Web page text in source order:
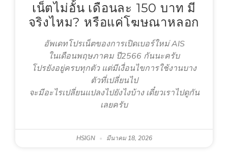
เน็ตไม่อั้น เดือนละ 150 บาท มี
จริงไหม? หรือแค่โฆษณาหลอก
อัพเดทโปรเน็ตของการเปิดเบอร์ใหม่ AIS
ในเดือนพฤษภาคม ปี2566 กันนะครับ
โปรยังอยู่ครบทุกตัว แต่มีเงื่อนไขการใช้งานบาง
ตัวที่เปลี่ยนไป
จะมีอะไรเปลี่ยนแปลงไปยังไงบ้าง เดี๋ยวเราไปดูกัน
เลยครับ
HSIGN มีนาคม 18, 2026